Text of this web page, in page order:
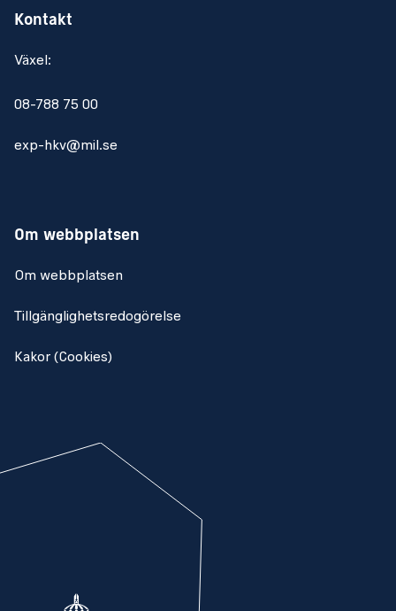
Kontakt
Växel:
08-788 75 00
exp-hkv@mil.se
Om webbplatsen
Om webbplatsen
Tillgänglighetsredogörelse
Kakor (Cookies)